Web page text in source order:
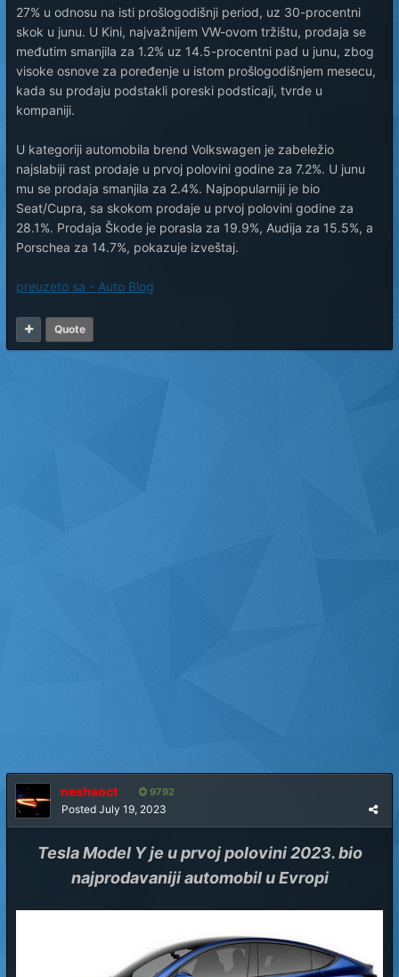
27% u odnosu na isti prošlogodišnji period, uz 30-procentni
skok u junu. U Kini, najvažnijem VW-ovom tržištu, prodaja se
međutim smanjila za 1.2% uz 14.5-procentni pad u junu, zbog
visoke osnove za poređenje u istom prošlogodišnjem mesecu,
kada su prodaju podstakli poreski podsticaji, tvrde u
kompaniji.
U kategoriji automobila brend Volkswagen je zabeležio
najslabiji rast prodaje u prvoj polovini godine za 7.2%. U junu
mu se prodaja smanjila za 2.4%. Najpopularniji je bio
Seat/Cupra, sa skokom prodaje u prvoj polovini godine za
28.1%. Prodaja Škode je porasla za 19.9%, Audija za 15.5%, a
Porschea za 14.7%, pokazuje izveštaj.
preuzeto sa - Auto Blog
Quote
neshaoct 9792
Posted July 19, 2023
Tesla Model Y je u prvoj polovini 2023. bio
najprodavaniji automobil u Evropi